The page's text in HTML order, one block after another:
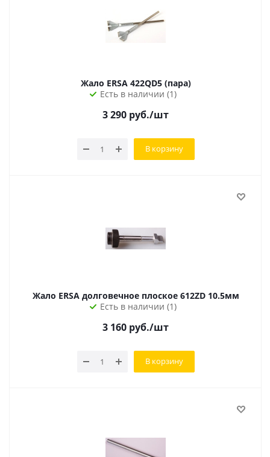
Жало ERSA 422QD5 (пара)
Есть в наличии (1)
3 290 руб./шт
В корзину
Жало ERSA долговечное плоское 612ZD 10.5мм
Есть в наличии (1)
3 160 руб./шт
В корзину